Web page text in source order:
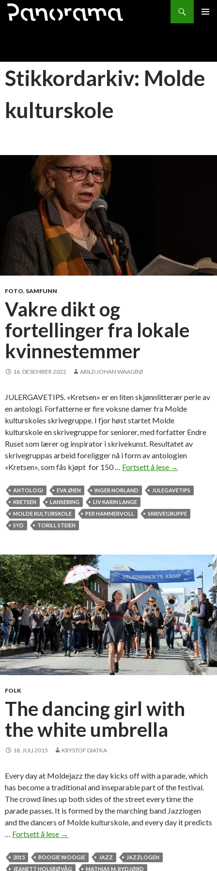
Søk
HOPP
Stikkordarkiv: Molde
kulturskole
FOTO, SAMFUNN
Vakre dikt og
fortellinger fra lokale
kvinnestemmer
16. DESEMBER 2022 ARILD JOHAN WAAGBØ
JULERGAVETIPS. «Kretsen» er en liten skjønnlitterær perle av
en antologi. Forfatterne er fire voksne damer fra Molde
kulturskoles skrivegruppe. I fjor høst startet Molde
kulturskole en skrivegruppe for seniorer, med forfatter Endre
Ruset som lærer og inspirator i skrivekunst. Resultatet av
skrivegruppas arbeid foreligger nå i form av antologien
«Kretsen», som fås kjøpt for 150 … Fortsett å lese V
k
e
o
g
f
o
r
t
e
l
i
g
e
o
k
a
l
e
→
ANTOLOGI EVA ØIEN INGER NORLAND
JULEGAVETIPS
KRETSEN
LANSERING
LIV KARIN LANGE
MOLDE KULTURSKOLE
PER HAMMERVOLL
SKRIVEGRUPPE
SYD
TORILL STEIEN
FOLK
The dancing girl with
the white umbrella
18. JULI 2015 KRYSTOF DIATKA
Every day at Moldejazz the day kicks off with a parade, which
has become a traditional and inseparable part of the festival.
The crowd lines up both sides of the street every time the
parade passes. It is formed by the marching band Jazzlogen
and the dancers of Molde kulturskole, and every day it predicts
… Fortsett å lese T
e
d
→
2015 BOOGIE WOOGIE JAZZ
JAZZLOGEN
JEANETT HOLSBØVÅG
MATHIAS M. RYDJØRD